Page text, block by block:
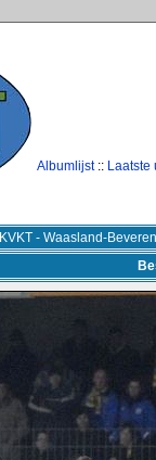
Albumlijst:: Laatste
KVKT - Waasland-